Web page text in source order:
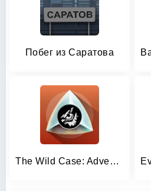
Побег из Саратова
The Wild Case: Adventure